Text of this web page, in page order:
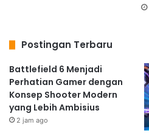
Postingan Terbaru
Battlefield 6 Menjadi
Perhatian Gamer dengan
Konsep Shooter Modern
yang Lebih Ambisius
2 jam ago